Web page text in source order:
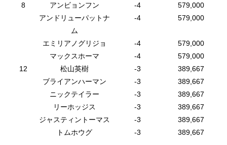
8
アンビョンフン -4
579,000
アンドリューパットナ
ム
-4 579,000
エミリアノグリジョ -4
579,000
マックスホーマ
-4
579,000
12
松山英樹 -3
389,667
ブライアンハーマン
-3
389,667
ニックテイラー
-3
389,667
リーホッジス
-3
389,667
ジャスティントーマス
-3
389,667
トムホウグ
-3 389,667